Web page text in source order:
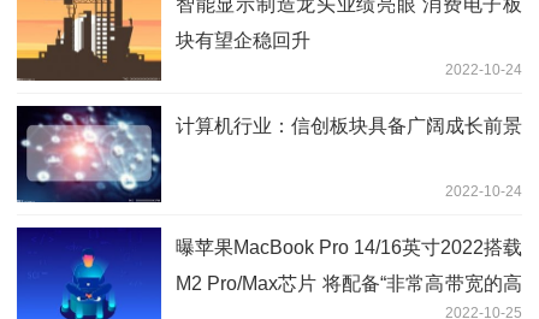
块有望企稳回升
2022-10-24
计算机行业：信创板块具备广阔成长前景
2022-10-24
曝苹果MacBook Pro 14/16英寸2022搭载
M2 Pro/Max芯片 将配备“非常高带宽的高
2022-10-25